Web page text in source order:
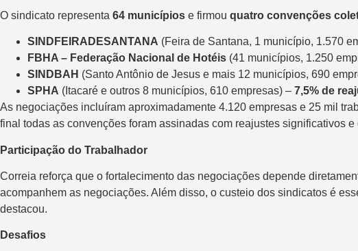
O sindicato representa 64 municípios e firmou quatro convenções
SINDFEIRADESANTANA (Feira de Santana, 1 município, 1.570
FBHA – Federação Nacional de Hotéis (41 municípios, 1.250
SINDBAH (Santo Antônio de Jesus e mais 12 municípios, 690
SPHA (Itacaré e outros 8 municípios, 610 empresas) – 7,5% de
As negociações incluíram aproximadamente 4.120 empresas e 25 mil
final todas as convenções foram assinadas com reajustes significativos
Participação do Trabalhador
Correia reforça que o fortalecimento das negociações depende
acompanhem as negociações. Além disso, o custeio dos sindicatos é
destacou.
Desafios